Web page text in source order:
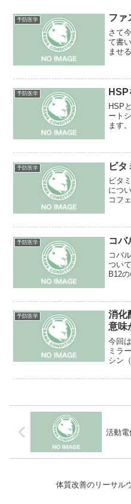
予防医学 ファ
さて
て書
ませ
それ
上を
予防医学
HSP
ート
ます
の合
んと
予防医学 ビタ
ビタ
につ
コフ
ーラ
為酸
予防医学 コバ
コバ
つい
B12
うつ
す。
予防医学
消化
意味
今回
ミラ
シン
ター
活動電
体質改善のリーサル